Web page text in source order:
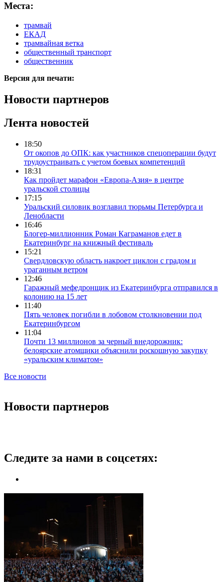
Места:
трамвай
ЕКАД
трамвайная ветка
общественный транспорт
общественник
Версия для печати:
Новости партнеров
Лента новостей
18:50
От окопов до ОПК: как участников спецоперации будут
трудоустраивать с учетом боевых компетенций
18:31
Как пройдет марафон «Европа-Азия» в центре
уральской столицы
17:15
Уральский силовик возглавил тюрьмы Петербурга и
Ленобласти
16:46
Блогер-миллионник Роман Каграманов едет в
Екатеринбург на книжный фестиваль
15:21
Свердловскую область накроет циклон с градом и
ураганным ветром
12:46
Гаражный мефедронщик из Екатеринбурга отправился в
колонию на 15 лет
11:40
Пять человек погибли в лобовом столкновении под
Екатеринбургом
11:04
Почти 13 миллионов за черный внедорожник:
белоярские атомщики объяснили роскошную закупку
«уральским климатом»
Все новости
Новости партнеров
Следите за нами в соцсетях: